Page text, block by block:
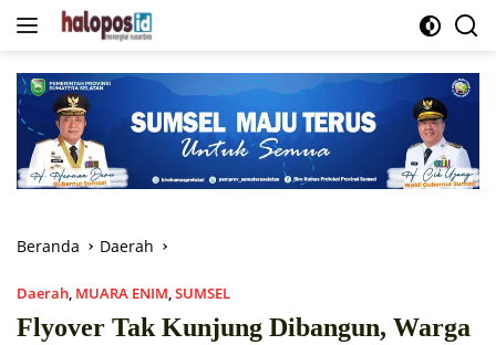
Langsung
Beranda Daerah
Daerah MUARA ENIM SUMSEL
Flyover Tak Kunjung Dibangun, Warga